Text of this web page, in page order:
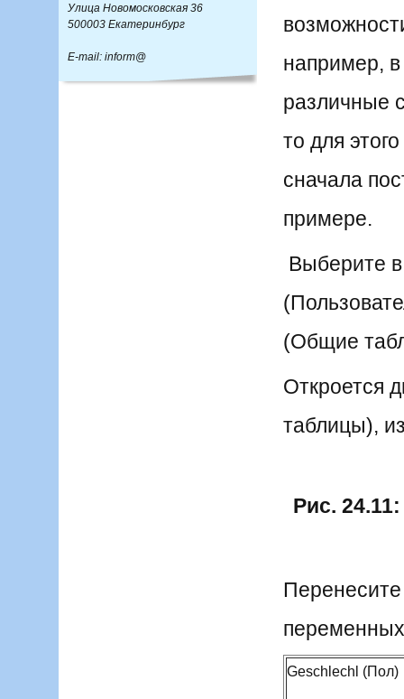
например,
различные
то для
сначала
примере.
Выберите
(Общие
Откроется
таблицы),
Рис. 24.11:
Geschlechl (Пол)
Улица Новомосковская 36
500003 Екатеринбург
E-mail: inform@